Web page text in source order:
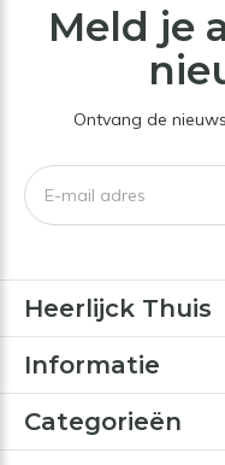
Meld je
Ontvang de
Heerlijck Thuis
Informatie
Categorieën